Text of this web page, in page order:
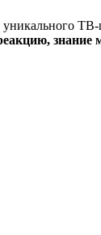
уникального
знание